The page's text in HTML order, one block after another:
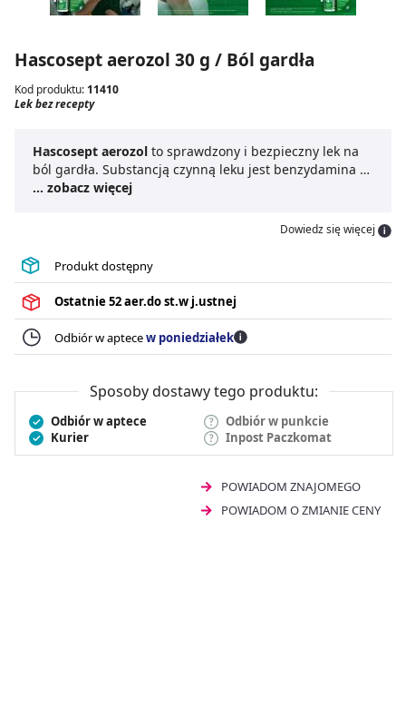
Hascosept aerozol 30 g / Ból gardła
Kod produktu: 11410
Lek bez recepty
Hascosept aerozol to sprawdzony i bezpieczny lek na
ból gardła. Substancją czynną leku jest benzydamina -
substancja szeroko przebadana w badaniach
zapalnych jamy ustnej i gardła – stosowana od niemal
leczy objawy (ból, obrzęk, zaczerwienienie) stanów
zapalnych gardła oraz zwalcza ich przyczyny (wirusy,
bakterie i grzyby).Hascosept aerozol
ruchomy aplikator ułatwia podanie leku małym
dzieciom. Aerozol ma przyjemnymiętowy smak.
... zobacz więcej
Dowiedz się więcej
Produkt dostępny
Ostatnie52 aer.do st.w j.ustnej
Odbiór w aptecew poniedziałek
Sposoby dostawy tego produktu:
Odbiór w aptece
Odbiór w punkcie
Kurier
Inpost Paczkomat
POWIADOM ZNAJOMEGO
POWIADOM O ZMIANIE CENY